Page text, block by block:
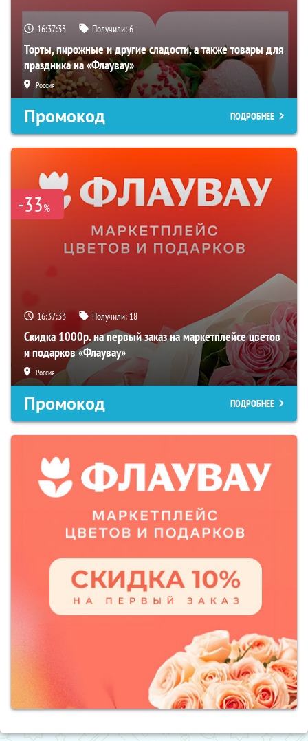
16:37:32 Получили:6
Торты, пирожные и другие сладости, а также товары для
праздника на «Флаувау»
Россия
Промокод ПОДРОБНЕЕ
-33%
16:37:32 Получили: 18
Скидка 1000р. на первый заказ на маркетплейсе цветов
и подарков «Флаувау»
Россия
Промокод ПОДРОБНЕЕ